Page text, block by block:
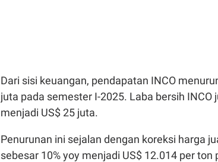
Dari sisi keuangan, pendapatan INCO
juta pada semester I-2025. Laba bersih INCO
menjadi US$ 25 juta.
Penurunan ini sejalan dengan koreksi harga
sebesar 10% yoy menjadi US$ 12.014 per